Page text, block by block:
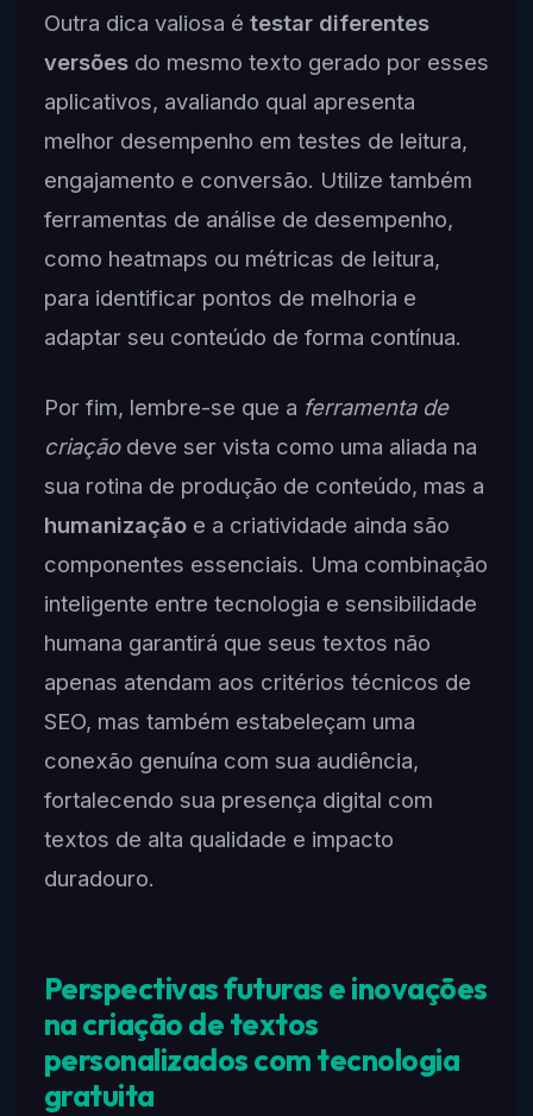
Outra dica valiosa é testar diferentes
versõesdo mesmo texto gerado por esses
aplicativos, avaliando qual apresenta
melhor desempenho em testes de leitura,
engajamento e conversão. Utilize também
ferramentas de análise de desempenho,
como heatmaps ou métricas de leitura,
para identificar pontos de melhoria e
adaptar seu conteúdo de forma contínua.
Por fim, lembre-se que a ferramenta de
criaçãodeve ser vista como uma aliada na
sua rotina de produção de conteúdo, mas a
humanizaçãoe a criatividade ainda são
componentes essenciais. Uma combinação
inteligente entre tecnologia e sensibilidade
humana garantirá que seus textos não
apenas atendam aos critérios técnicos de
SEO, mas também estabeleçam uma
conexão genuína com sua audiência,
fortalecendo sua presença digital com
textos de alta qualidade e impacto
duradouro.
Perspectivas futuras e inovações
na criação de textos
personalizados com tecnologia
gratuita